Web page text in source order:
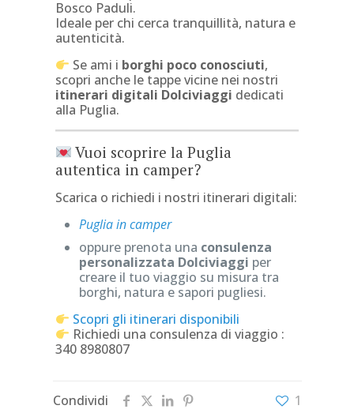
Bosco Paduli.
Ideale per chi cerca tranquillità, natura e
autenticità.
Se ami i borghi poco conosciuti,
scopri anche le tappe vicine nei nostri
itinerari digitali Dolciviaggi dedicati
alla Puglia.
Vuoi scoprire la Puglia
autentica in camper?
Scarica o richiedi i nostri itinerari digitali:
Puglia in camper
oppure prenota una consulenza
personalizzata Dolciviaggi per
creare il tuo viaggio su misura tra
borghi, natura e sapori pugliesi.
Scopri gli itinerari disponibili
Richiedi una consulenza di viaggio :
340 8980807
Condividi 1